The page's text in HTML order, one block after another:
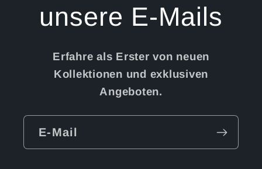
unsere E-Mails
Erfahre als Erster von neuen
Kollektionen und exklusiven
Angeboten.
E-Mail